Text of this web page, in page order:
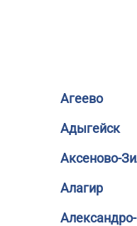
Агеево
Адыгейск
Аксеново-
Алагир